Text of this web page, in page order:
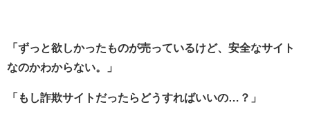
「ずっと欲しかったものが売っているけど、安全なサイト
なのかわからない。」
「もし詐欺サイトだったらどうすればいいの…？」